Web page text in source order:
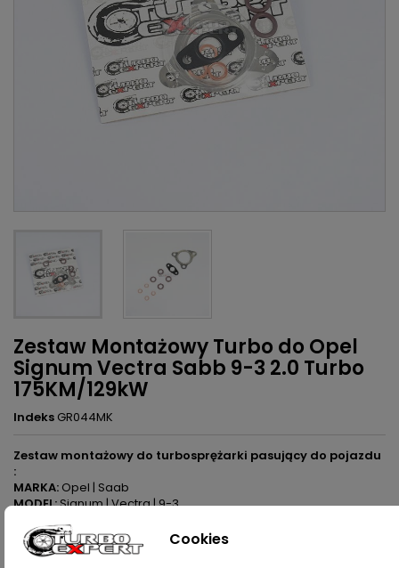
Zestaw Montażowy Turbo do Opel
Signum Vectra Sabb 9-3 2.0 Turbo
175KM/129kW
Indeks GR044MK
Zestaw montażowy do turbosprężarki pasujący do pojazdu
:
MARKA: Opel | Saab
MODEL:Signum | Vectra | 9-3
POJEMNOŚĆ:1998ccm 2.0 Turbo
MOC:175KM / 129kW
Cookies